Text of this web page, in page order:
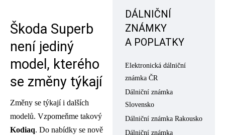
Škoda Superb
není jediný
model, kterého
se změny týkají
Změny se týkají i dalších
modelů. Vzpomeňme takový
Kodiaq. Do nabídky se nově
DÁLNIČNÍ
ZNÁMKY
A POPLATKY
Elektronická dálniční
známka ČR
Dálniční známka
Slovensko
Dálniční známka Rakousko
Dálniční známka